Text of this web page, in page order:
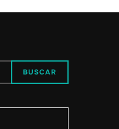
BUSCAR